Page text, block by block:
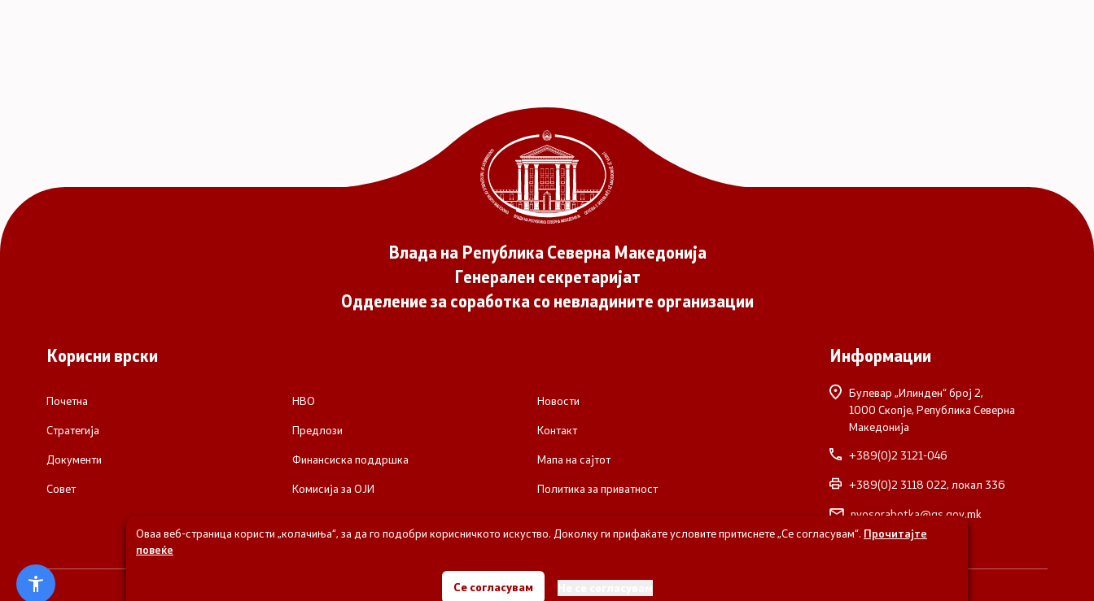
Влада на Република Северна Македонија
Генерален секретаријат
Одделение за соработка со невладините организации
Корисни врски
Почетна
Стратегија
Документи
Совет
НВО
Предлози
Финансиска поддршка
Комисија за ОЈИ
Новости
Контакт
Мапа на сајтот
Политика за приватност
Информации
Булевар „Илинден“ број 2,
1000 Скопје, Република Северна
Македонија
+389(0)2 3121-046
+389(0)2 3118 022, локал 336
nvosorabotka@gs.gov.mk
© 2026 Одделение за соработка со невладините организации - Влада на Република Северна Македонија
Оваа веб-страница користи „колачиња“, за да го подобри корисничкото искуство. Доколку ги прифаќате условите притиснете „Се согласувам“. Прочитајте
повеќе
Се согласувам